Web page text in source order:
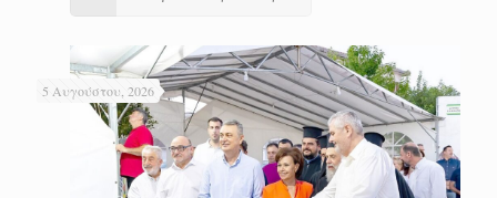
5 Αυγούστου, 2026